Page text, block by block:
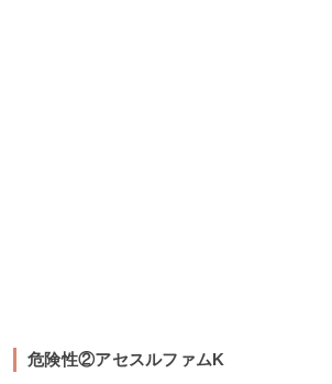
危険性②アセスルファムK